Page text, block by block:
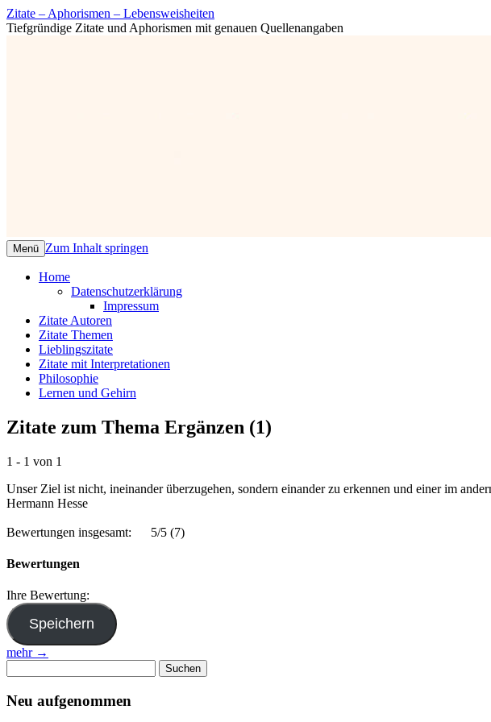
Zitate – Aphorismen – Lebensweisheiten
Tiefgründige Zitate und Aphorismen mit genauen Quellenangaben
Menü Zum Inhalt springen
Home
Datenschutzerklärung
Impressum
Zitate Autoren
Zitate Themen
Lieblingszitate
Zitate mit Interpretationen
Philosophie
Lernen und Gehirn
Zitate zum Thema Ergänzen (1)
1 - 1 von 1
Unser Ziel ist nicht, ineinander überzugehen, sondern einander zu erkennen und einer im
Hermann Hesse
Bewertungen insgesamt: 5/5 (7)
Bewertungen
Ihre Bewertung:
mehr →
nach:
Neu aufgenommen